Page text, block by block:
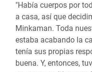
"Había cuerpos por
a casa, así que
Minkaman. Toda
estaba acabando la
tenía sus propias
buena. Y, entonces,